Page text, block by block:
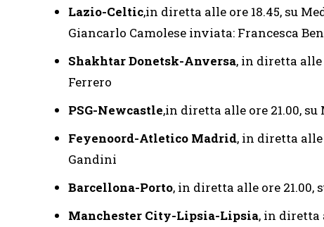
Lazio-Celtic,in diretta alle ore 18.45, su
Giancarlo Camolese inviata: Francesca
Shakhtar Donetsk-Anversa, in diretta alle
Ferrero
PSG-Newcastle,in diretta alle ore 21.00,
Feyenoord-Atletico Madrid, in diretta
Gandini
Barcellona-Porto, in diretta alle ore
Manchester City-Lipsia-Lipsia, in diretta